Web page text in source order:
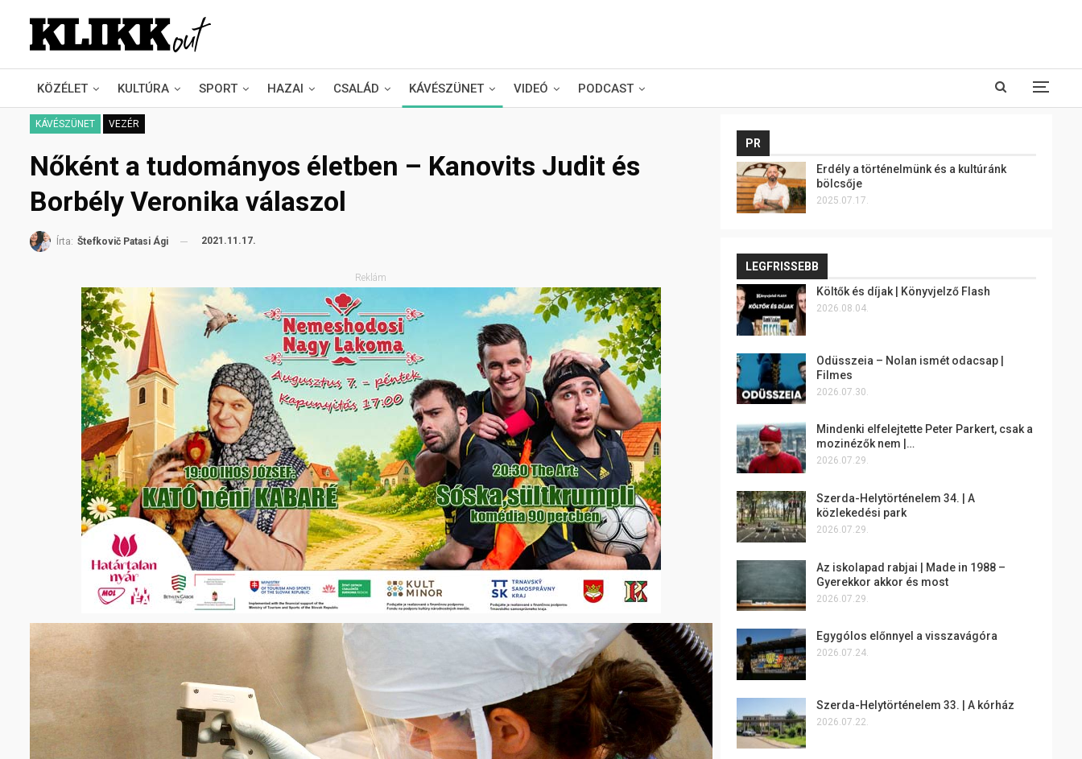
KÖZÉLET KULTÚRA SPORT HAZAI CSALÁD KÁVÉSZÜNET VIDEÓ PODCAST
KÁVÉSZÜNET VEZÉR
Nőként a tudományos életben – Kanovits Judit és
Borbély Veronika válaszol
Írta: Štefkovič Patasi Ági 2021.11.17.
Reklám
PR
Erdély a történelmünk és a kultúránk
bölcsője
2025.07.17.
LEGFRISSEBB
Költők és díjak | Könyvjelző Flash
2026.08.04.
Odüsszeia – Nolan ismét odacsap |
Filmes
2026.07.30.
Mindenki elfelejtette Peter Parkert, csak a
mozinézők nem |…
2026.07.29.
Szerda-Helytörténelem 34. | A
közlekedési park
2026.07.29.
Az iskolapad rabjai | Made in 1988 –
Gyerekkor akkor és most
2026.07.29.
Egygólos előnnyel a visszavágóra
2026.07.24.
Szerda-Helytörténelem 33. | A kórház
2026.07.22.